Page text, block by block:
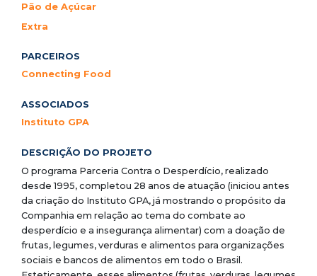
Pão de Açúcar
Extra
PARCEIROS
Connecting Food
ASSOCIADOS
Instituto GPA
DESCRIÇÃO DO PROJETO
O programa Parceria Contra o Desperdício, realizado
desde 1995, completou 28 anos de atuação (iniciou antes
da criação do Instituto GPA, já mostrando o propósito da
Companhia em relação ao tema do combate ao
desperdício e a insegurança alimentar) com a doação de
frutas, legumes, verduras e alimentos para organizações
sociais e bancos de alimentos em todo o Brasil.